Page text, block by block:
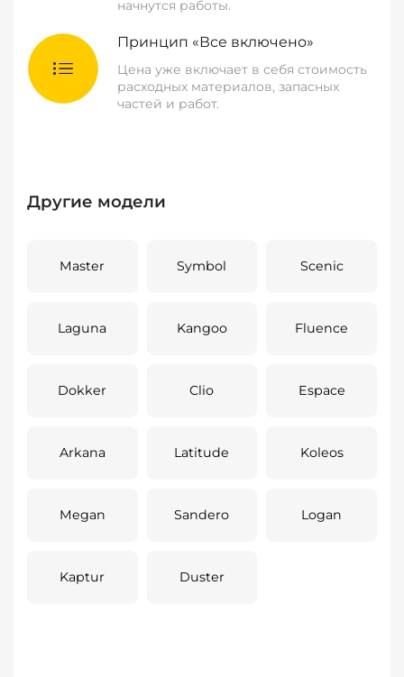
начнутся работы.
Принцип «Все включено»
Цена уже включает в себя стоимость
расходных материалов, запасных
частей и работ.
Другие модели
Master Symbol Scenic
Laguna Kangoo Fluence
Dokker Clio Espace
Arkana Latitude Koleos
Megan Sandero Logan
Kaptur Duster